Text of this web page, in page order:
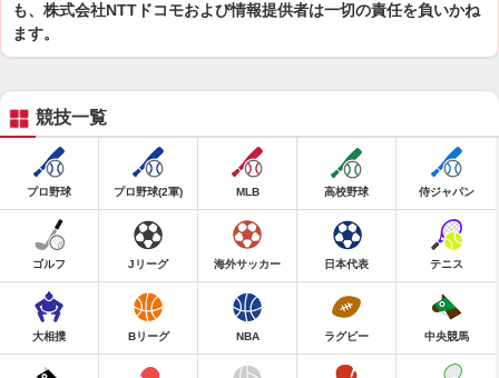
も、株式会社NTTドコモおよび情報提供者は一切の責任を負いかね
ます。
競技一覧
プロ野球 プロ野球(2軍) MLB 高校野球 侍ジャパン
ゴルフ Jリーグ 海外サッカー 日本代表 テニス
大相撲 Bリーグ NBA ラグビー 中央競馬